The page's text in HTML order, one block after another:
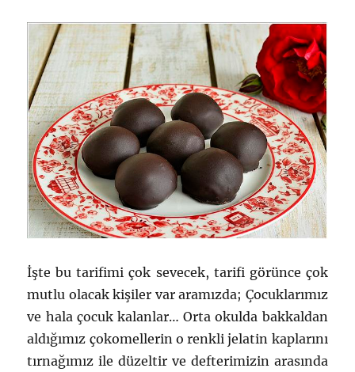
İşte bu tarifimi çok sevecek, tarifi görünce çok
mutlu olacak kişiler var aramızda; Çocuklarımız
ve hala çocuk kalanlar… Orta okulda bakkaldan
aldığımız çokomellerin o renkli jelatin kaplarını
tırnağımız ile düzeltir ve defterimizin arasında